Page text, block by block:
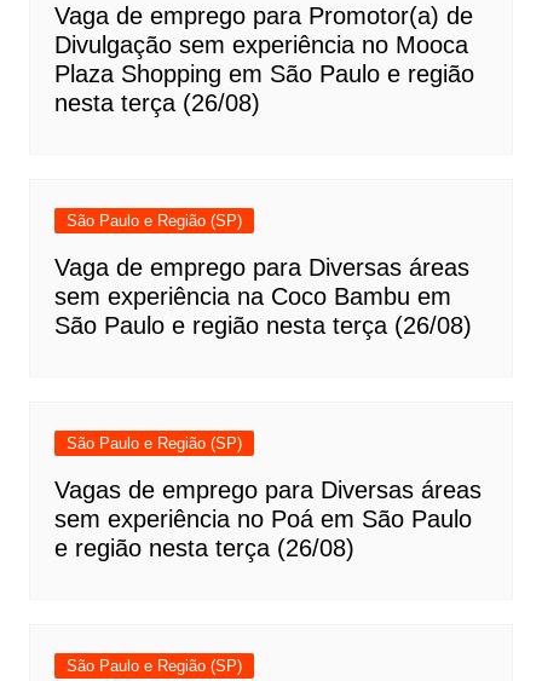
Vaga de emprego para Promotor(a) de
Divulgação sem experiência no Mooca
Plaza Shopping em São Paulo e região
nesta terça (26/08)
São Paulo e Região (SP)
Vaga de emprego para Diversas áreas
sem experiência na Coco Bambu em
São Paulo e região nesta terça (26/08)
São Paulo e Região (SP)
Vagas de emprego para Diversas áreas
sem experiência no Poá em São Paulo
e região nesta terça (26/08)
São Paulo e Região (SP)